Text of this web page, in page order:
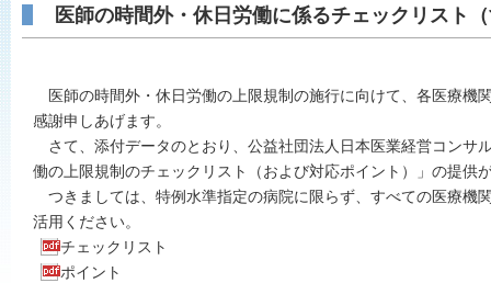
医師の時間外・休日労働に係るチェックリスト
医師の時間外・休日労働の上限規制の施行に向けて、各医療機
感謝申しあげます。
さて、添付データのとおり、公益社団法人日本医業経営コンサ
働の上限規制のチェックリスト（および対応ポイント）」の提供
つきましては、特例水準指定の病院に限らず、すべての医療機
活用ください。
チェックリスト
ポイント